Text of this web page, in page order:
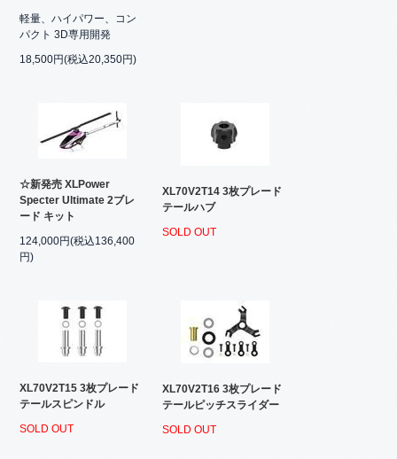
軽量、ハイパワー、コン
パクト 3D専用開発
18,500円(税込20,350円)
☆新発売 XLPower
Specter Ultimate 2ブレ
ード キット
124,000円(税込136,400
円)
XL70V2T14 3枚プレード
テールハブ
SOLD OUT
XL70V2T15 3枚プレード
テールスピンドル
SOLD OUT
XL70V2T16 3枚プレード
テールピッチスライダー
SOLD OUT